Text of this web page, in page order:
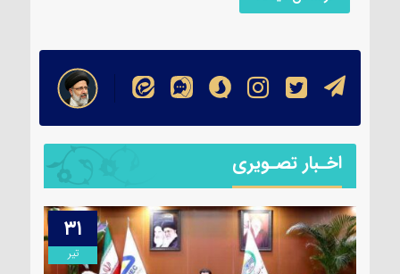
اخـبار تصـویری
۳۱
تیر